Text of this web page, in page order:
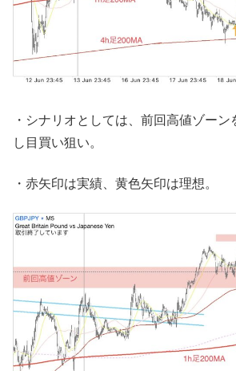
・シナリオとしては、前回高値ゾー
し目買い狙い。
・赤矢印は実績、黄色矢印は理想。